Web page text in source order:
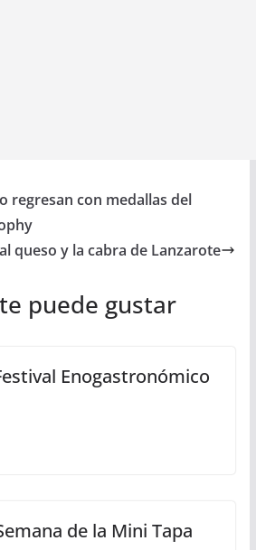
regresan con medallas del
queso y la cabra de Lanzarote
puede gustar
Enogastronómico
de la Mini Tapa